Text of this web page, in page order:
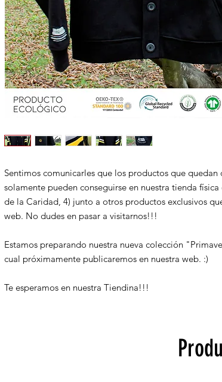
Sentimos comunicarles que los productos que quedan
solamente pueden conseguirse en nuestra tienda
de la Caridad, 4) junto a otros productos exclusivos
web. No dudes en pasar a visitarnos!!!
Estamos preparando nuestra nueva colección
cual próximamente publicaremos en nuestra web. :)
Te esperamos en nuestra Tiendina!!!